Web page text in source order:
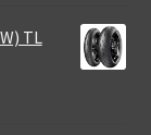
TL